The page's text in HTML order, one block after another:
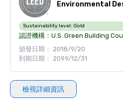
Environmental
Sustainability level: Gold
認證機構： U.S. Green Building
頒發日期： 2018/9/20
到期日期： 2099/12/31
檢視詳細資訊